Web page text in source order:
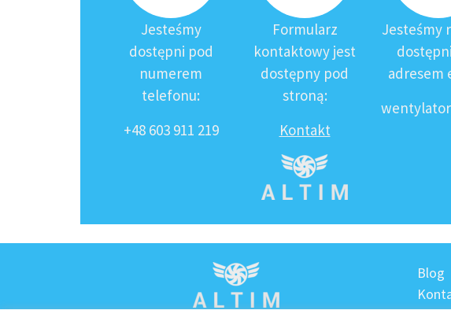
Jesteśmy
dostępni pod
numerem
telefonu:
+48 603 911 219
Formularz
kontaktowy jest
dostępny pod
stroną:
Kontakt
Jesteśmy
adresem
Blog